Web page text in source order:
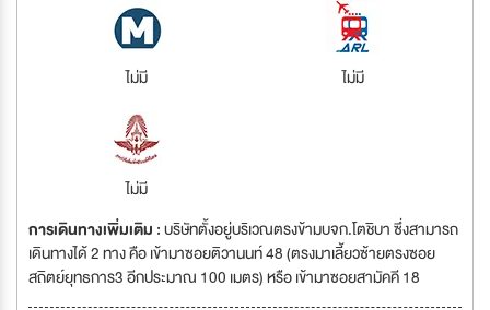
ไม่มี ไม่มี
ไม่มี
การเดินทางเพิ่มเติม :บริษัทตั้งอยู่บริเวณตรงข้ามบจก.โตชิบา ซึ่งสามารถ
เดินทางได้ 2 ทาง คือ เข้ามาซอยติวานนท์ 48 (ตรงมาเลี้ยวซ้ายตรงซอย
สถิตย์ยุทธการ3 อีกประมาณ 100 เมตร) หรือ เข้ามาซอยสามัคคี 18